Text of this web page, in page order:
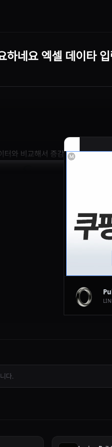
하네요 엑셀 데이타
와 비교해서 증감 률과 색상표